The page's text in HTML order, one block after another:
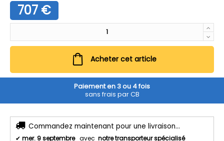
707 €
Acheter cet article
Paiement en 3 ou 4 fois
sans frais par CB
Commandez maintenant pour une livraison...
✔ mer. 9 septembre avec notre transporteur spécialisé